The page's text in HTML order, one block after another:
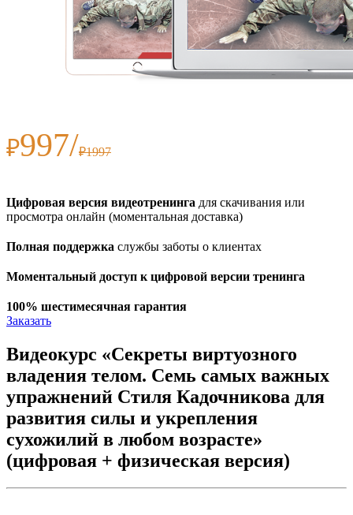
₽997/₽1997
Цифровая версия видеотренинга для скачивания или
просмотра онлайн (моментальная доставка)
Полная поддержка службы заботы о клиентах
Моментальный доступ к цифровой версии тренинга
100% шестимесячная гарантия
Заказать
Видеокурс «Секреты виртуозного
владения телом. Семь самых важных
упражнений Стиля Кадочникова для
развития силы и укрепления
сухожилий в любом возрасте»
(цифровая + физическая версия)